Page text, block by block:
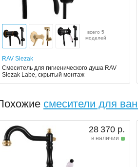
всего 5
моделей
RAV Slezak
Смеситель для гигиенического душа RAV
Slezak Labe, скрытый монтаж
смесители для
28 370 р.
в наличии